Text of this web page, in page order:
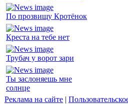
По прозвищу Кротёнок
Креста на тебе нет
Трубач у ворот зари
Ты заслоняешь мне
солнце
Реклама на сайте |